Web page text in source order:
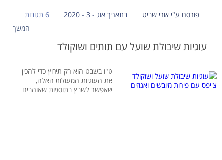
פורסם ע"י אורי שביט בתאריך אוג - 3 - 2020
6 תגובות
המשך
עוגיות שיבולת שועל עם תותים ושוקולד
ט"ו בשבט הוא רק תירוץ כדי להכין
את העוגיות המעולות האלה,
שאפשר לשבץ בתוספות שאוהבים